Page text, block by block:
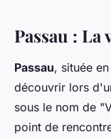
Passau :
Passau, située
découvrir lors
sous le nom de
point de